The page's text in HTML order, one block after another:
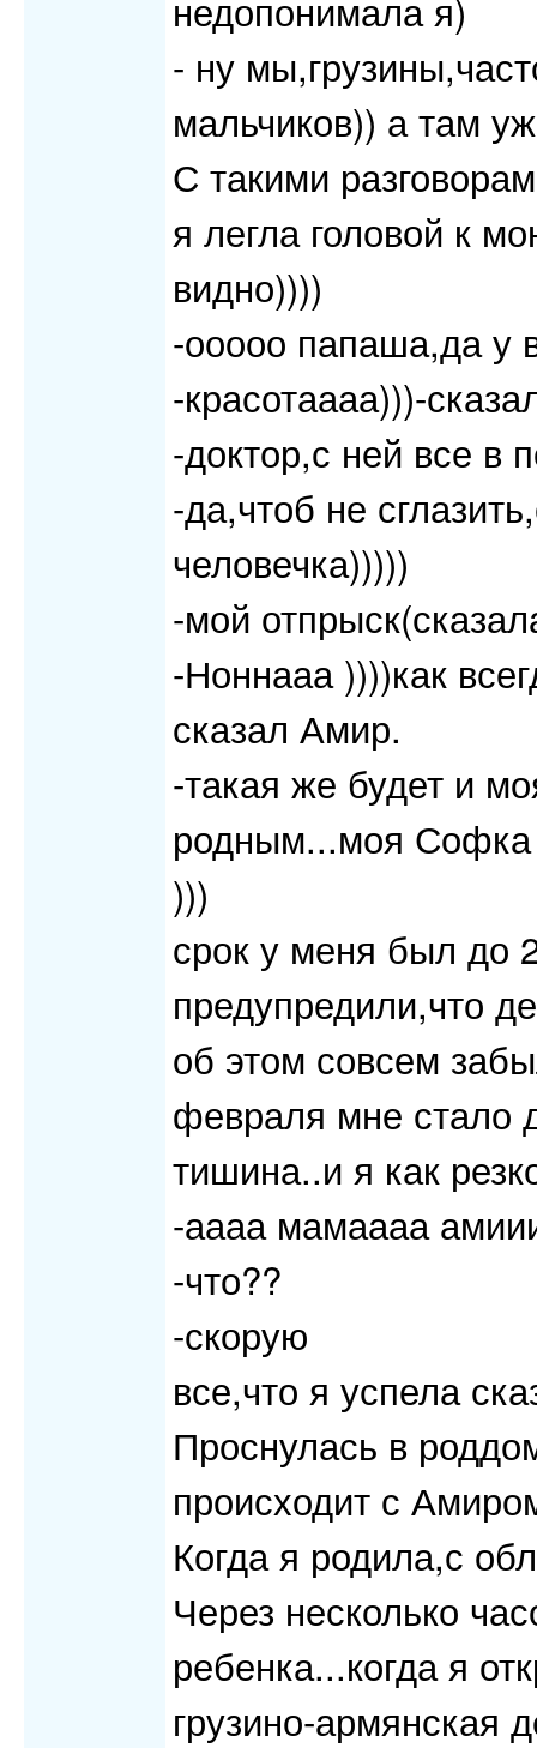
- ну
мальчиков)) а там
С такими
я легла головой к
видно))))
-ооооо папаша,да у
-красотаааа)))-
-доктор,с ней все в
-да,чтоб не
человечка)))))
-мой
-Ноннааа ))))как
сказал Амир.
-такая же будет и
родным...моя Софка
)))
срок у меня был до
предупредили,что
об этом совсем
февраля мне стало
тишина..и я как
-аааа мамаааа
-что??
-скорую
все,что я успела
Проснулась в
происходит с
Когда я родила,с
Через несколько
ребенка...когда я
грузино-армянская